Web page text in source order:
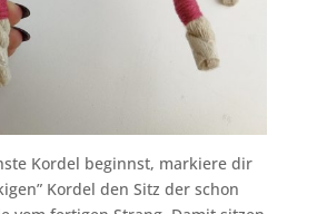
Kordel beginnst, markiere dir
Kordel den Sitz der schon